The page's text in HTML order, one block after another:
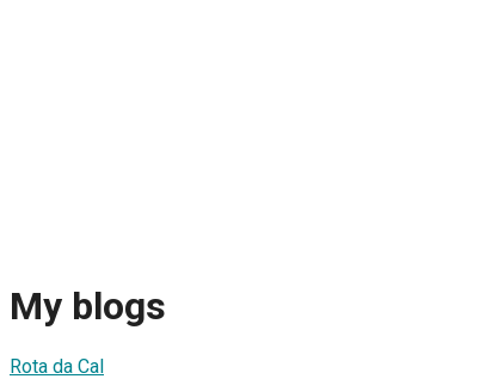
My blogs
Rota da Cal